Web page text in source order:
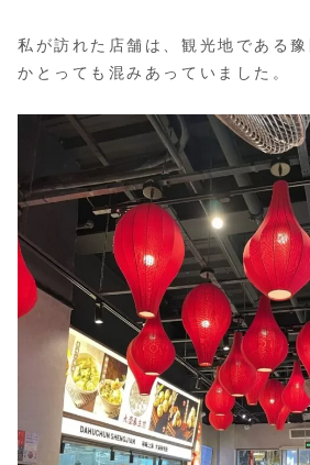
私が訪れた店舗は、観光地である
かとっても混みあっていました。